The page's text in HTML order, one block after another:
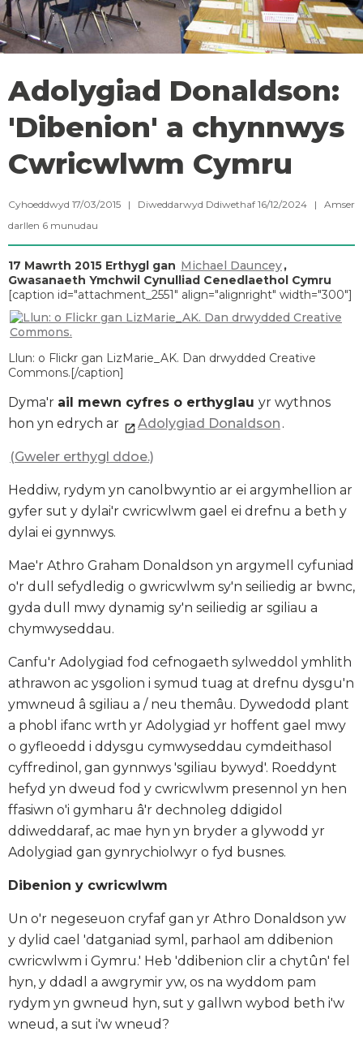
Adolygiad Donaldson:
'Dibenion' a chynnwys
Cwricwlwm Cymru
Cyhoeddwyd 17/03/2015 | Diweddarwyd Ddiwethaf 16/12/2024 | Amser
darllen 6 munudau
17 Mawrth 2015 Erthygl gan Michael Dauncey,
Gwasanaeth Ymchwil Cynulliad Cenedlaethol Cymru
[caption id="attachment_2551" align="alignright" width="300"]
Llun: o Flickr gan LizMarie_AK. Dan drwydded Creative
Commons.[/caption]
Dyma'r ail mewn cyfres o erthyglau yr wythnos
hon yn edrych ar
Adolygiad Donaldson .
(Gweler erthygl ddoe.)
Heddiw, rydym yn canolbwyntio ar ei argymhellion ar
gyfer sut y dylai'r cwricwlwm gael ei drefnu a beth y
dylai ei gynnwys.
Mae'r Athro Graham Donaldson yn argymell cyfuniad
o'r dull sefydledig o gwricwlwm sy'n seiliedig ar bwnc,
gyda dull mwy dynamig sy'n seiliedig ar sgiliau a
chymwyseddau.
Canfu'r Adolygiad fod cefnogaeth sylweddol ymhlith
athrawon ac ysgolion i symud tuag at drefnu dysgu'n
ymwneud â sgiliau a / neu themâu. Dywedodd plant
a phobl ifanc wrth yr Adolygiad yr hoffent gael mwy
o gyfleoedd i ddysgu cymwyseddau cymdeithasol
cyffredinol, gan gynnwys 'sgiliau bywyd'. Roeddynt
hefyd yn dweud fod y cwricwlwm presennol yn hen
ffasiwn o'i gymharu â'r dechnoleg ddigidol
ddiweddaraf, ac mae hyn yn bryder a glywodd yr
Adolygiad gan gynrychiolwyr o fyd busnes.
Dibenion y cwricwlwm
Un o'r negeseuon cryfaf gan yr Athro Donaldson yw
y dylid cael 'datganiad syml, parhaol am ddibenion
cwricwlwm i Gymru.' Heb 'ddibenion clir a chytûn' fel
hyn, y ddadl a awgrymir yw, os na wyddom pam
rydym yn gwneud hyn, sut y gallwn wybod beth i'w
wneud, a sut i'w wneud?